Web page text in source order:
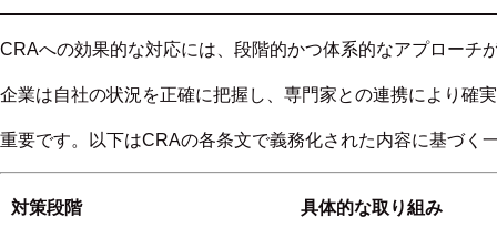
CRAへの効果的な対応には、段階的かつ体系的なアプローチ
企業は自社の状況を正確に把握し、専門家との連携により確
重要です。以下はCRAの各条文で義務化された内容に基づく
対策段階 具体的な取り組み